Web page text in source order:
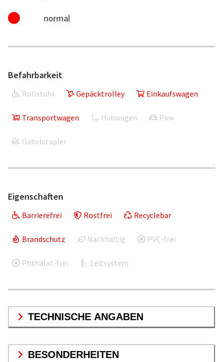
normal
Befahrbarkeit
Rollstuhl Gepäcktrolley Einkaufswagen
Transportwagen Hubwagen Pkw
Gabelstapler
Eigenschaften
Barrierefrei Rostfrei Recyclebar
Brandschutz Nachhaltig PVC-frei
Phthalat-frei Leitsystem
TECHNISCHE ANGABEN
BESONDERHEITEN